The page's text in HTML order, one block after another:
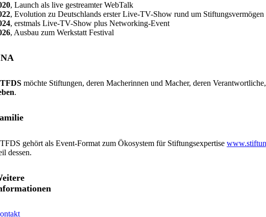
, Launch als live gestreamter WebTalk
, Evolution zu Deutschlands erster Live-TV-Show rund um Stiftungsvermögen
, erstmals Live-TV-Show plus Networking-Event
, Ausbau zum Werkstatt Festival
möchte Stiftungen, deren Macherinnen und Macher, deren
.
gehört als Event-Format zum Ökosystem für Stiftungsexpertise
dessen.